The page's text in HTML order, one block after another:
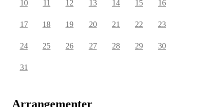
10 11 12 13 14 15 16
17 18 19 20 21 22 23
24 25 26 27 28 29 30
31
Arrangementer